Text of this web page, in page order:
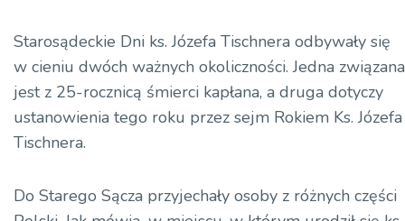
Starosądeckie Dni ks. Józefa Tischnera odbywały się
w cieniu dwóch ważnych okoliczności. Jedna związana
jest z 25-rocznicą śmierci kapłana, a druga dotyczy
ustanowienia tego roku przez sejm Rokiem Ks. Józefa
Tischnera.
Do Starego Sącza przyjechały osoby z różnych części